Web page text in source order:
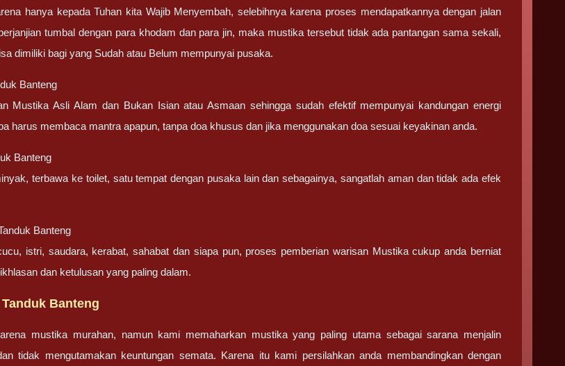
hanya kepada Tuhan kita Wajib Menyembah, selebihnya karena proses mendapatkannya dengan jalan
tumbal dengan para khodam dan para jin, maka mustika tersebut tidak ada pantangan sama sekali,
dimiliki bagi yang Sudah atau Belum mempunyai pusaka.
Banteng
Mustika Asli Alam dan Bukan Isian atau Asmaan sehingga sudah efektif mempunyai kandungan energi
harus membaca mantra apapun, tanpa doa khusus dan jika menggunakan doa sesuai keyakinan anda.
Banteng
terbawa ke toilet, satu tempat dengan pusaka lain dan sebagainya, sangatlah aman dan tidak ada efek
Banteng
istri, saudara, kerabat, sahabat dan siapa pun, proses pemberian warisan Mustika cukup anda berniat
dan ketulusan yang paling dalam.
Banteng
mustika murahan, namun kami memaharkan mustika yang paling utama sebagai sarana menjalin
tidak mengutamakan keuntungan semata. Karena itu kami persilahkan anda membandingkan dengan